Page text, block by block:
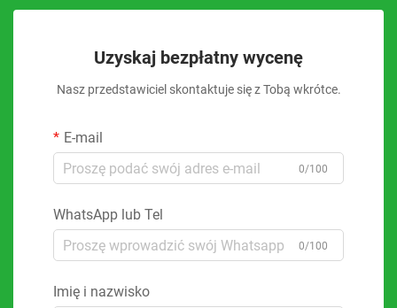
Uzyskaj bezpłatny wycenę
Nasz przedstawiciel skontaktuje się z Tobą wkrótce.
E-mail
0/100
WhatsApp lub Tel
0/100
Imię i nazwisko